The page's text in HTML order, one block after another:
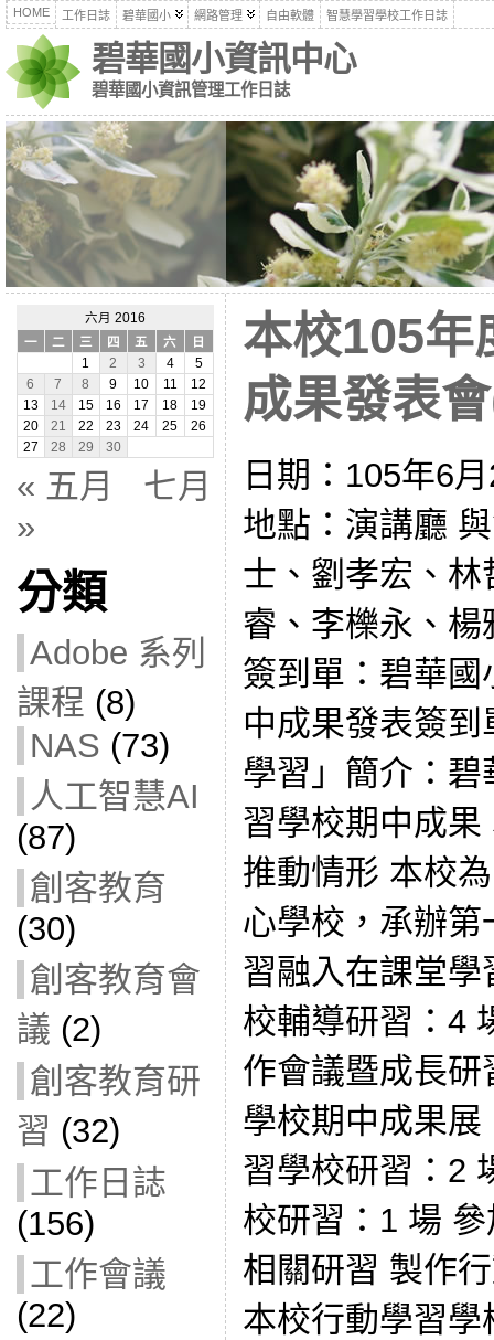
HOME 工作日誌 碧華國小 網路管理 自由軟體 智慧學習學校工作日誌
碧華國小資訊中心
碧華國小資訊管理工作日誌
六月 2016
一
二 三 四 五 六
日
1
2 3 4
5
6
7 8 9 10 11
12
13
14 15 16 17 18
19
20
21 22 23 24 25
26
27
28 29 30
« 五月
七月
»
分類
Adobe 系列
課程 (8)
NAS (73)
人工智慧AI
(87)
創客教育
(30)
創客教育會
議 (2)
創客教育研
習 (32)
工作日誌
(156)
工作會議
(22)
本校105年
成果發表
日期：105年6
地點：演講廳
士、劉孝宏、
睿、李櫟永、
簽到單：碧華
中成果發表簽
學習」簡介：
習學校期中成
推動情形 本校
心學校，承辦
習融入在課堂
校輔導研習：4
作會議暨成長
學校期中成果
習學校研習：2
校研習：1 場
相關研習 製作
本校行動學習